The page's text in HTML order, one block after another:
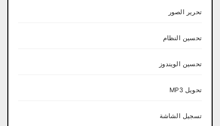
تحرير الصور
تحسين النظام
تحسين الويندوز
تحويل MP3
تسجيل الشاشة